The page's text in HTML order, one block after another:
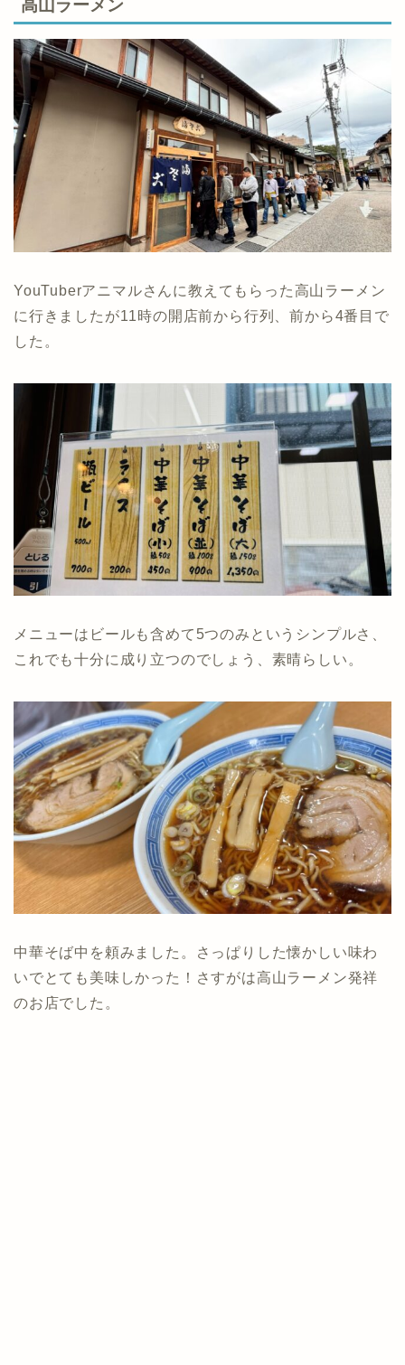
高山ラーメン
YouTuberアニマルさんに教えてもらった高山ラーメン
に行きましたが11時の開店前から行列、前から4番目で
した。
メニューはビールも含めて5つのみというシンプルさ、
これでも十分に成り立つのでしょう、素晴らしい。
中華そば中を頼みました。さっぱりした懐かしい味わ
いでとても美味しかった！さすがは高山ラーメン発祥
のお店でした。